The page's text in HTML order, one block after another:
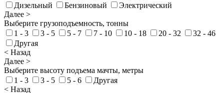
Дизельный
Бензиновый
Электрический
Далее >
Выберите грузоподъемность, тонны
1 - 3
3 - 5 5 - 7 7 - 10 10 - 18 20 - 32
32 - 46
Другая
< Назад
Далее >
Выберите высоту подъема мачты, метры
1 - 3
3 - 5 5 - 6
Другая
< Назад